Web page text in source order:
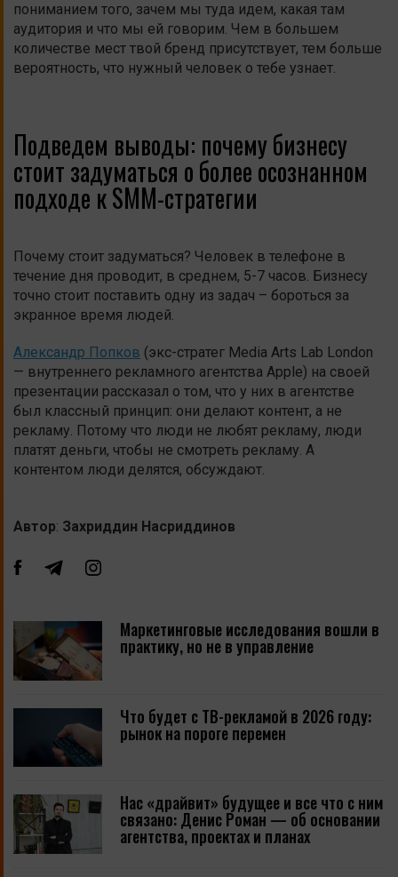
пониманием того, зачем мы туда идем, какая там
аудитория и что мы ей говорим. Чем в большем
количестве мест твой бренд присутствует, тем больше
вероятность, что нужный человек о тебе узнает.
Подведем выводы: почему бизнесу
стоит задуматься о более осознанном
подходе к SMM-стратегии
Почему стоит задуматься? Человек в телефоне в
течение дня проводит, в среднем, 5-7 часов. Бизнесу
точно стоит поставить одну из задач – бороться за
экранное время людей.
Александр Попков (экс-стратег Media Arts Lab London
— внутреннего рекламного агентства Apple) на своей
презентации рассказал о том, что у них в агентстве
был классный принцип: они делают контент, а не
рекламу. Потому что люди не любят рекламу, люди
платят деньги, чтобы не смотреть рекламу. А
контентом люди делятся, обсуждают.
Автор: Захриддин Насриддинов
Маркетинговые исследования вошли в
практику, но не в управление
Что будет с ТВ-рекламой в 2026 году:
рынок на пороге перемен
Нас «драйвит» будущее и все что с ним
связано: Денис Роман — об основании
агентства, проектах и планах